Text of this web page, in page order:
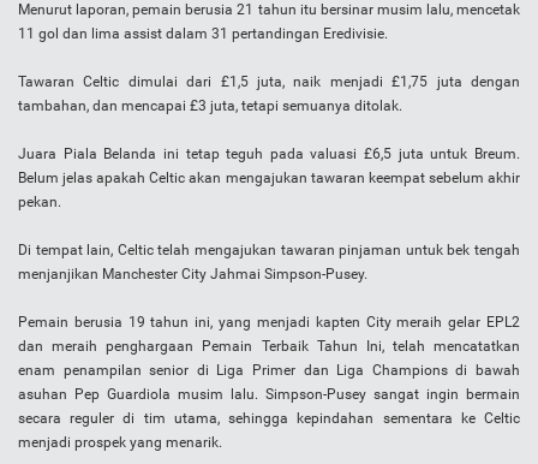
Menurut laporan, pemain berusia 21 tahun itu bersinar musim lalu, mencetak
11 gol dan lima assist dalam 31 pertandingan Eredivisie.
Tawaran Celtic dimulai dari £1,5 juta, naik menjadi £1,75 juta dengan
tambahan, dan mencapai £3 juta, tetapi semuanya ditolak.
Juara Piala Belanda ini tetap teguh pada valuasi £6,5 juta untuk Breum.
Belum jelas apakah Celtic akan mengajukan tawaran keempat sebelum akhir
pekan.
Di tempat lain, Celtic telah mengajukan tawaran pinjaman untuk bek tengah
menjanjikan Manchester City Jahmai Simpson-Pusey.
Pemain berusia 19 tahun ini, yang menjadi kapten City meraih gelar EPL2
dan meraih penghargaan Pemain Terbaik Tahun Ini, telah mencatatkan
enam penampilan senior di Liga Primer dan Liga Champions di bawah
asuhan Pep Guardiola musim lalu. Simpson-Pusey sangat ingin bermain
secara reguler di tim utama, sehingga kepindahan sementara ke Celtic
menjadi prospek yang menarik.